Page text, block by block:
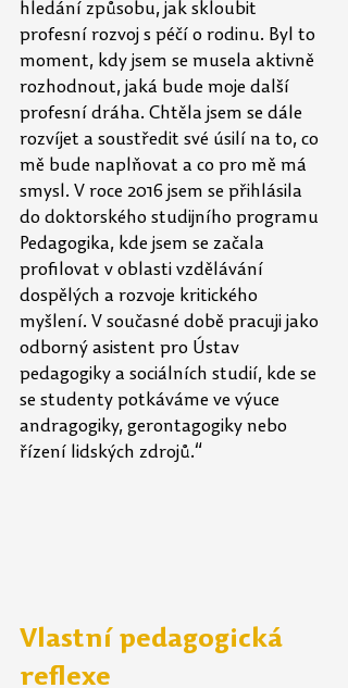
hledání způsobu, jak skloubit
profesní rozvoj s péčí o rodinu. Byl to
moment, kdy jsem se musela aktivně
rozhodnout, jaká bude moje další
profesní dráha. Chtěla jsem se dále
rozvíjet a soustředit své úsilí na to, co
mě bude naplňovat a co pro mě má
smysl. V roce 2016 jsem se přihlásila
do doktorského studijního programu
Pedagogika, kde jsem se začala
profilovat v oblasti vzdělávání
dospělých a rozvoje kritického
myšlení. V současné době pracuji jako
odborný asistent pro Ústav
pedagogiky a sociálních studií, kde se
se studenty potkáváme ve výuce
andragogiky, gerontagogiky nebo
řízení lidských zdrojů.“
Vlastní pedagogická
reflexe